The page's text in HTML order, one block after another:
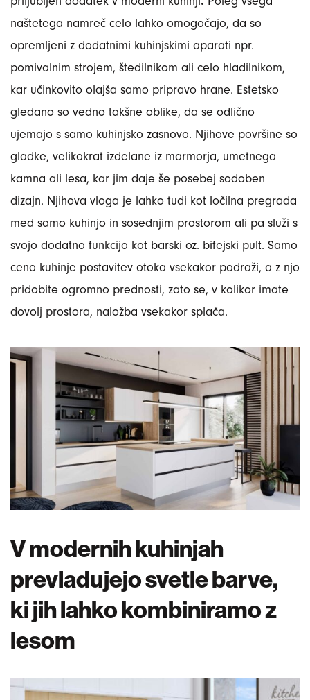
naštetega namreč celo lahko omogočajo, da so
opremljeni z dodatnimi kuhinjskimi aparati npr.
pomivalnim strojem, štedilnikom ali celo hladilnikom,
kar učinkovito olajša samo pripravo hrane. Estetsko
gledano so vedno takšne oblike, da se odlično
ujemajo s samo kuhinjsko zasnovo. Njihove površine so
gladke, velikokrat izdelane iz marmorja, umetnega
kamna ali lesa, kar jim daje še posebej sodoben
dizajn. Njihova vloga je lahko tudi kot ločilna pregrada
med samo kuhinjo in sosednjim prostorom ali pa služi s
svojo dodatno funkcijo kot barski oz. bifejski pult. Samo
ceno kuhinje postavitev otoka vsekakor podraži, a z njo
pridobite ogromno prednosti, zato se, v kolikor imate
dovolj prostora, naložba vsekakor splača.
V modernih kuhinjah
prevladujejo svetle barve,
ki jih lahko kombiniramo z
lesom